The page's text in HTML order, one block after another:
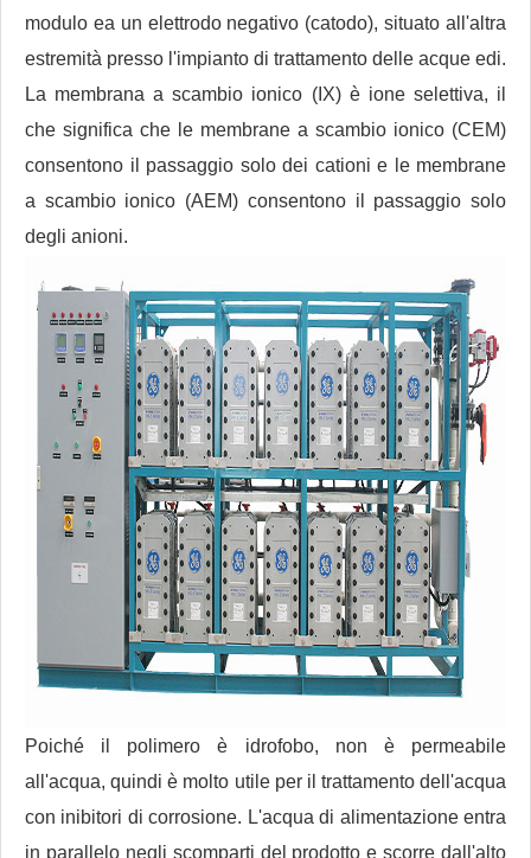
modulo ea un elettrodo negativo (catodo), situato all'altra
estremità presso l'impianto di trattamento delle acque edi.
La membrana a scambio ionico (IX) è ione selettiva, il
che significa che le membrane a scambio ionico (CEM)
consentono il passaggio solo dei cationi e le membrane
a scambio ionico (AEM) consentono il passaggio solo
degli anioni.
Poiché il polimero è idrofobo, non è permeabile
all'acqua, quindi è molto utile per il trattamento dell'acqua
con inibitori di corrosione. L'acqua di alimentazione entra
in parallelo negli scomparti del prodotto e scorre dall'alto